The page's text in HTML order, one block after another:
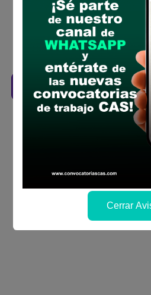
la fechas y por los
bases
Revisar el cronograma
se publicará los
Descarga aquí las
Cerrar